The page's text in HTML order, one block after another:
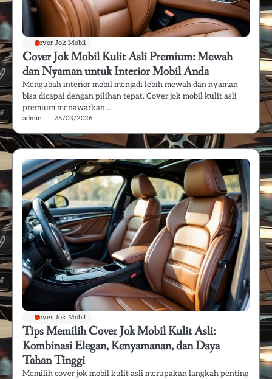
Cover Jok Mobil
Cover Jok Mobil Kulit Asli Premium: Mewah
dan Nyaman untuk Interior Mobil Anda
Mengubah interior mobil menjadi lebih mewah dan nyaman
bisa dicapai dengan pilihan tepat. Cover jok mobil kulit asli
premium menawarkan…
admin 25/03/2026
Cover Jok Mobil
Tips Memilih Cover Jok Mobil Kulit Asli:
Kombinasi Elegan, Kenyamanan, dan Daya
Tahan Tinggi
Memilih cover jok mobil kulit asli merupakan langkah penting